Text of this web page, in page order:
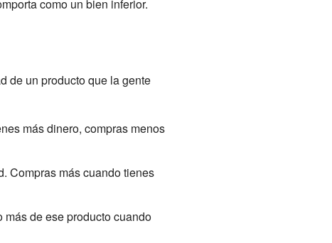
como un bien inferior.
de un producto que la gente
más dinero, compras menos
Compras más cuando tienes
de ese producto cuando